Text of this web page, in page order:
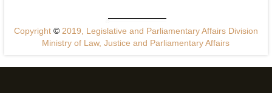
Copyright ©2019, Legislative and Parliamentary Affairs Division
Ministry of Law, Justice and Parliamentary Affairs